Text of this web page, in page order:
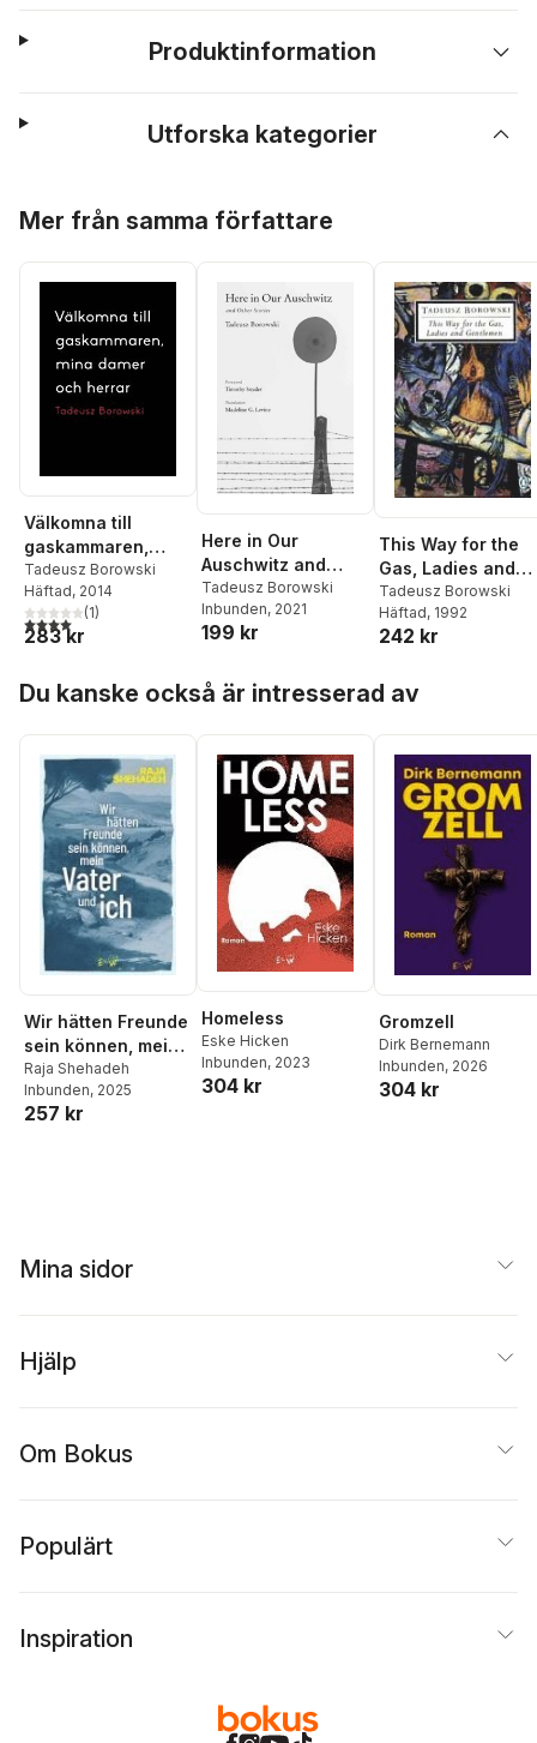
Produktinformation
Utforska kategorier
Mer från samma författare
Välkomna till
gaskammaren,
mina damer och
herrar
Tadeusz Borowski
Häftad, 2014
4,0utav 5 stjärnor. Totalt antal röster:
(1)
283 kr
Here in Our
Auschwitz and
Other Stories
Tadeusz Borowski
Inbunden, 2021
199 kr
This Way for the
Gas, Ladies and
Gentlemen
Tadeusz Borowski
Häftad, 1992
242 kr
Du kanske också är intresserad av
Wir hätten Freunde
sein können, mein
Vater und ich
Raja Shehadeh
Inbunden, 2025
257 kr
Homeless
Eske Hicken
Inbunden, 2023
304 kr
Gromzell
Dirk Bernemann
Inbunden, 2026
304 kr
Mina sidor
Hjälp
Om Bokus
Populärt
Inspiration